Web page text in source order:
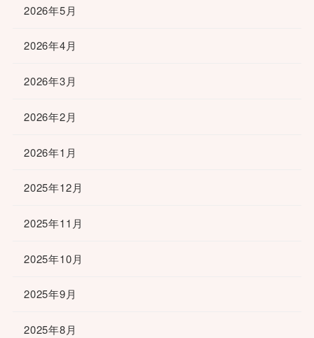
2026年5月
2026年4月
2026年3月
2026年2月
2026年1月
2025年12月
2025年11月
2025年10月
2025年9月
2025年8月